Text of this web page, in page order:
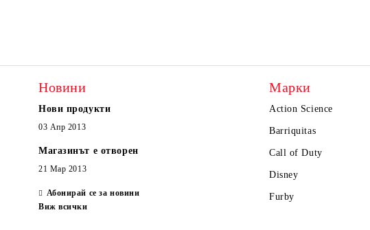
Новини
Нови продукти
03 Апр 2013
Магазинът е отворен
21 Мар 2013
Абонирай се за новини
Виж всички
Марки
Action Science
Barriquitas
Call of Duty
Disney
Furby